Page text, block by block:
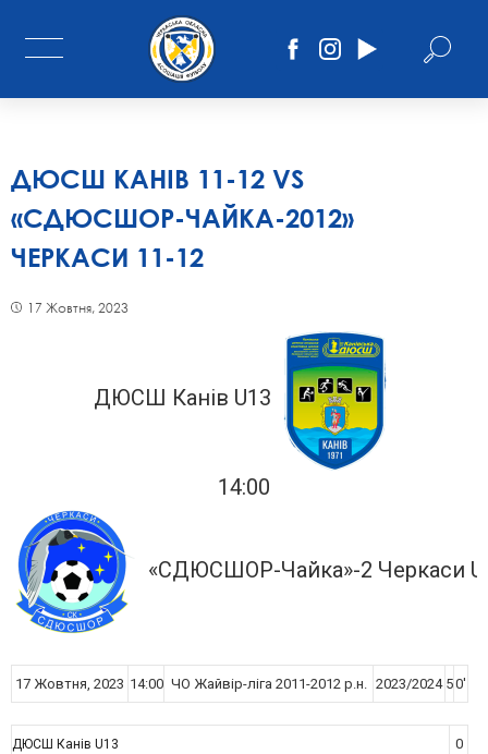
ДЮСШ КАНІВ 11-12 VS
«СДЮСШОР-ЧАЙКА-2012»
ЧЕРКАСИ 11-12
17 Жовтня, 2023
ДЮСШ Канів U13
14:00
«СДЮСШОР-Чайка»-2 Черкаси
17 Жовтня, 2023 14:00 ЧО Жайвір-ліга 2011-2012 р.н. 2023/2024 50'
ДЮСШ Канів U13 0